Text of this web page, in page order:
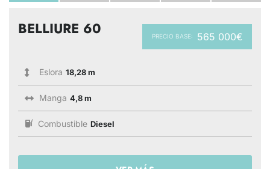
PRECIO BASE: 565 000€
BELLIURE 60
Eslora 18,28 m
Manga 4,8 m
Combustible Diesel